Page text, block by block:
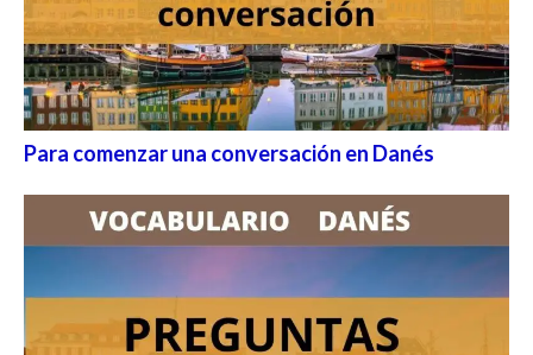
Para comenzar una conversación en Danés